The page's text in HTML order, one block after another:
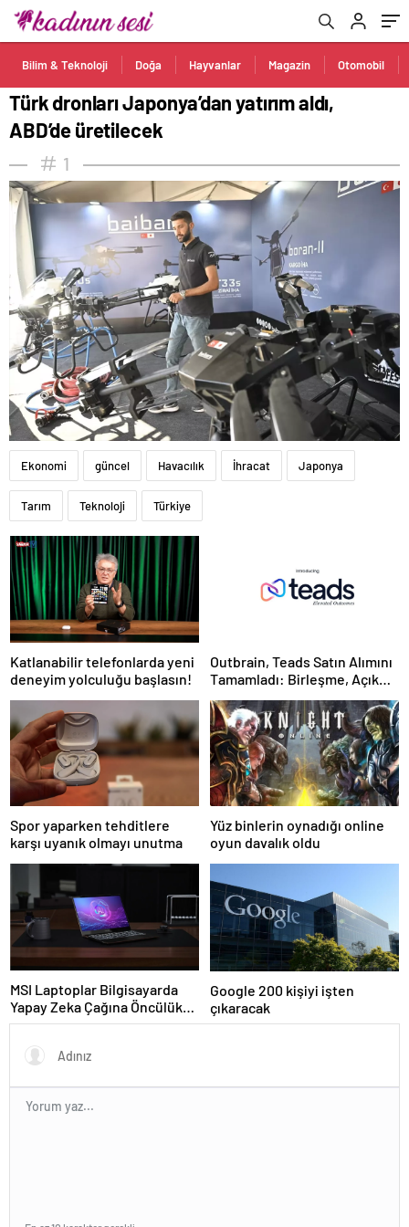
Bilim & Teknoloji Doğa Hayvanlar Magazin Otomobil
Türk dronları Japonya’dan yatırım aldı,
ABD’de üretilecek
1
Ekonomi güncel Havacılık İhracat Japonya
Tarım Teknoloji Türkiye
Katlanabilir telefonlarda yeni
deneyim yolculuğu başlasın!
Outbrain, Teads Satın Alımını
Tamamladı: Birleşme, Açık
Sonuç Odaklı Bir Platform
Oluşturuyor
Spor yaparken tehditlere
karşı uyanık olmayı unutma
Yüz binlerin oynadığı online
oyun davalık oldu
MSI Laptoplar Bilgisayarda
Yapay Zeka Çağına Öncülük
Ediyor
Google 200 kişiyi işten
çıkaracak